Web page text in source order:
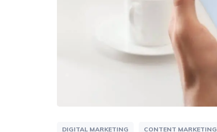
DIGITAL MARKETING CONTENT MARKETING